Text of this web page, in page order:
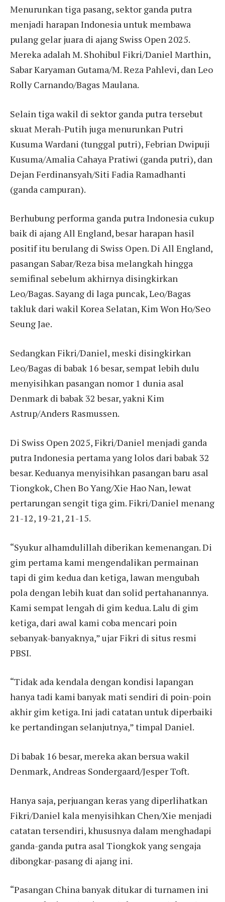
Menurunkan tiga pasang, sektor ganda putra
menjadi harapan Indonesia untuk membawa
pulang gelar juara di ajang Swiss Open 2025.
Mereka adalah M. Shohibul Fikri/Daniel Marthin,
Sabar Karyaman Gutama/M. Reza Pahlevi, dan Leo
Rolly Carnando/Bagas Maulana.
Selain tiga wakil di sektor ganda putra tersebut
skuat Merah-Putih juga menurunkan Putri
Kusuma Wardani (tunggal putri), Febrian Dwipuji
Kusuma/Amalia Cahaya Pratiwi (ganda putri), dan
Dejan Ferdinansyah/Siti Fadia Ramadhanti
(ganda campuran).
Berhubung performa ganda putra Indonesia cukup
baik di ajang All England, besar harapan hasil
positif itu berulang di Swiss Open. Di All England,
pasangan Sabar/Reza bisa melangkah hingga
semifinal sebelum akhirnya disingkirkan
Leo/Bagas. Sayang di laga puncak, Leo/Bagas
takluk dari wakil Korea Selatan, Kim Won Ho/Seo
Seung Jae.
Sedangkan Fikri/Daniel, meski disingkirkan
Leo/Bagas di babak 16 besar, sempat lebih dulu
menyisihkan pasangan nomor 1 dunia asal
Denmark di babak 32 besar, yakni Kim
Astrup/Anders Rasmussen.
Di Swiss Open 2025, Fikri/Daniel menjadi ganda
putra Indonesia pertama yang lolos dari babak 32
besar. Keduanya menyisihkan pasangan baru asal
Tiongkok, Chen Bo Yang/Xie Hao Nan, lewat
pertarungan sengit tiga gim. Fikri/Daniel menang
21-12, 19-21, 21-15.
“Syukur alhamdulillah diberikan kemenangan. Di
gim pertama kami mengendalikan permainan
tapi di gim kedua dan ketiga, lawan mengubah
pola dengan lebih kuat dan solid pertahanannya.
Kami sempat lengah di gim kedua. Lalu di gim
ketiga, dari awal kami coba mencari poin
sebanyak-banyaknya,” ujar Fikri di situs resmi
PBSI.
“Tidak ada kendala dengan kondisi lapangan
hanya tadi kami banyak mati sendiri di poin-poin
akhir gim ketiga. Ini jadi catatan untuk diperbaiki
ke pertandingan selanjutnya,” timpal Daniel.
Di babak 16 besar, mereka akan bersua wakil
Denmark, Andreas Sondergaard/Jesper Toft.
Hanya saja, perjuangan keras yang diperlihatkan
Fikri/Daniel kala menyisihkan Chen/Xie menjadi
catatan tersendiri, khususnya dalam menghadapi
ganda-ganda putra asal Tiongkok yang sengaja
dibongkar-pasang di ajang ini.
“Pasangan China banyak ditukar di turnamen ini